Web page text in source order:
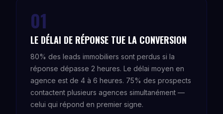
01
LE DÉLAI DE RÉPONSE TUE LA CONVERSION
80% des leads immobiliers sont perdus si la
réponse dépasse 2 heures. Le délai moyen en
agence est de 4 à 6 heures. 75% des prospects
contactent plusieurs agences simultanément —
celui qui répond en premier signe.